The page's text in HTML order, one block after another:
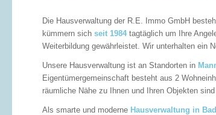
Die Hausverwaltung der R.E. Immo GmbH
kümmern sich seit 1984 tagtäglich um Ihre
Weiterbildung gewährleistet. Wir unterhalten ein
Unsere Hausverwaltung ist an Standorten in
Eigentümergemeinschaft besteht aus 2
räumliche Nähe zu Ihnen und Ihren Objekten
Als smarte und moderne Hausverwaltung in